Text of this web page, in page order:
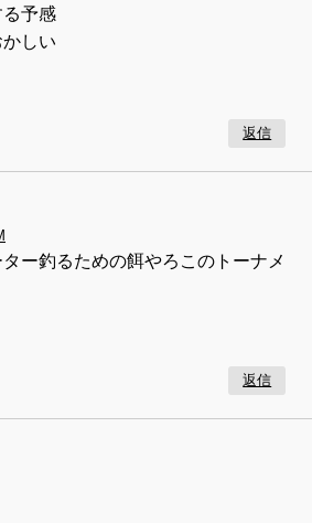
予感
しい
返信
ー釣るための餌やろこのトーナメ
返信